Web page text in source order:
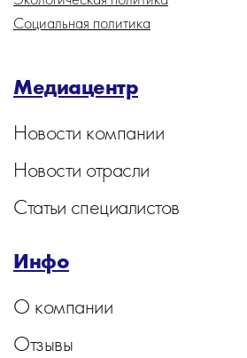
Социальная политика
Медиацентр
Новости компании
Новости отрасли
Статьи специалистов
Инфо
О компании
Отзывы